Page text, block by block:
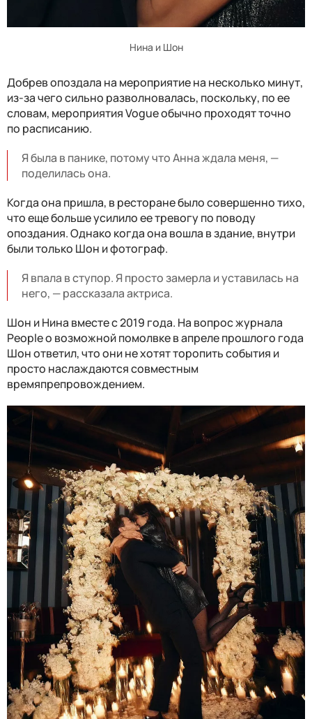
Нина и Шон
Добрев опоздала на мероприятие на несколько минут,
из-за чего сильно разволновалась, поскольку, по ее
словам, мероприятия Vogue обычно проходят точно
по расписанию.
Я была в панике, потому что Анна ждала меня, —
поделилась она.
Когда она пришла, в ресторане было совершенно тихо,
что еще больше усилило ее тревогу по поводу
опоздания. Однако когда она вошла в здание, внутри
были только Шон и фотограф.
Я впала в ступор. Я просто замерла и уставилась на
него, — рассказала актриса.
Шон и Нина вместе с 2019 года. На вопрос журнала
People о возможной помолвке в апреле прошлого года
Шон ответил, что они не хотят торопить события и
просто наслаждаются совместным
времяпрепровождением.